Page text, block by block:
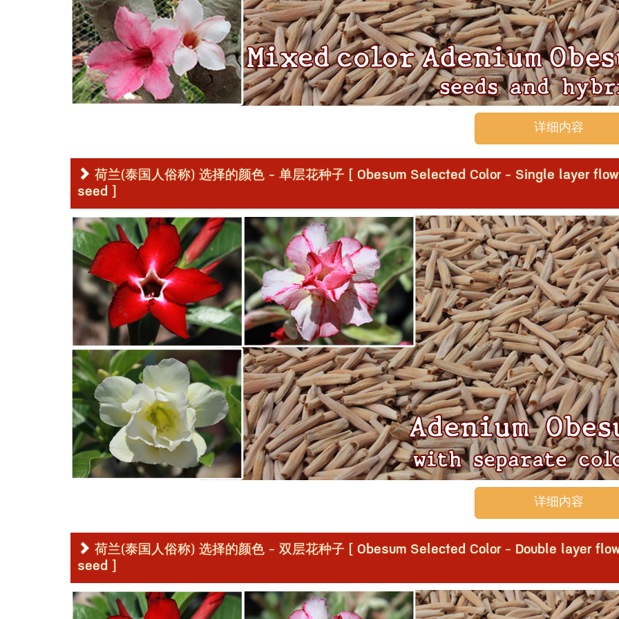
详细内容
荷兰(泰国人俗称) 选择的颜色 - 单层花种子 [ Obesum Selected Color - Single layer
seed ]
详细内容
荷兰(泰国人俗称) 选择的颜色 - 双层花种子 [ Obesum Selected Color - Double layer
seed ]